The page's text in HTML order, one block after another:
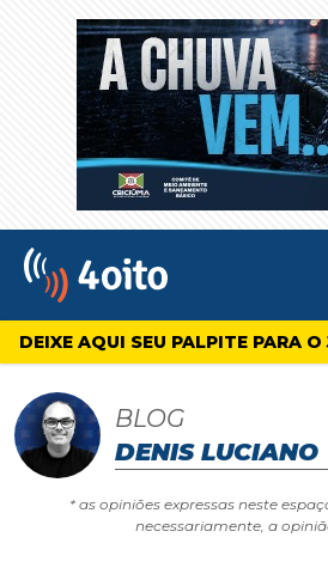
4oito
DEIXE AQUI SEU PALPITE PARA
BLOG
DENIS LUCIANO
* as opiniões expressas neste
necessariamente, a